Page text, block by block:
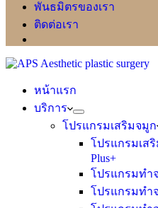
พันธมิตรของเรา
ติดต่อเรา
หน้าแรก
บริการ
โปรแกรมเสริมจมูก
โปรแกรมเส
Plus+
โปรแกรมทำ
โปรแกรมทำ